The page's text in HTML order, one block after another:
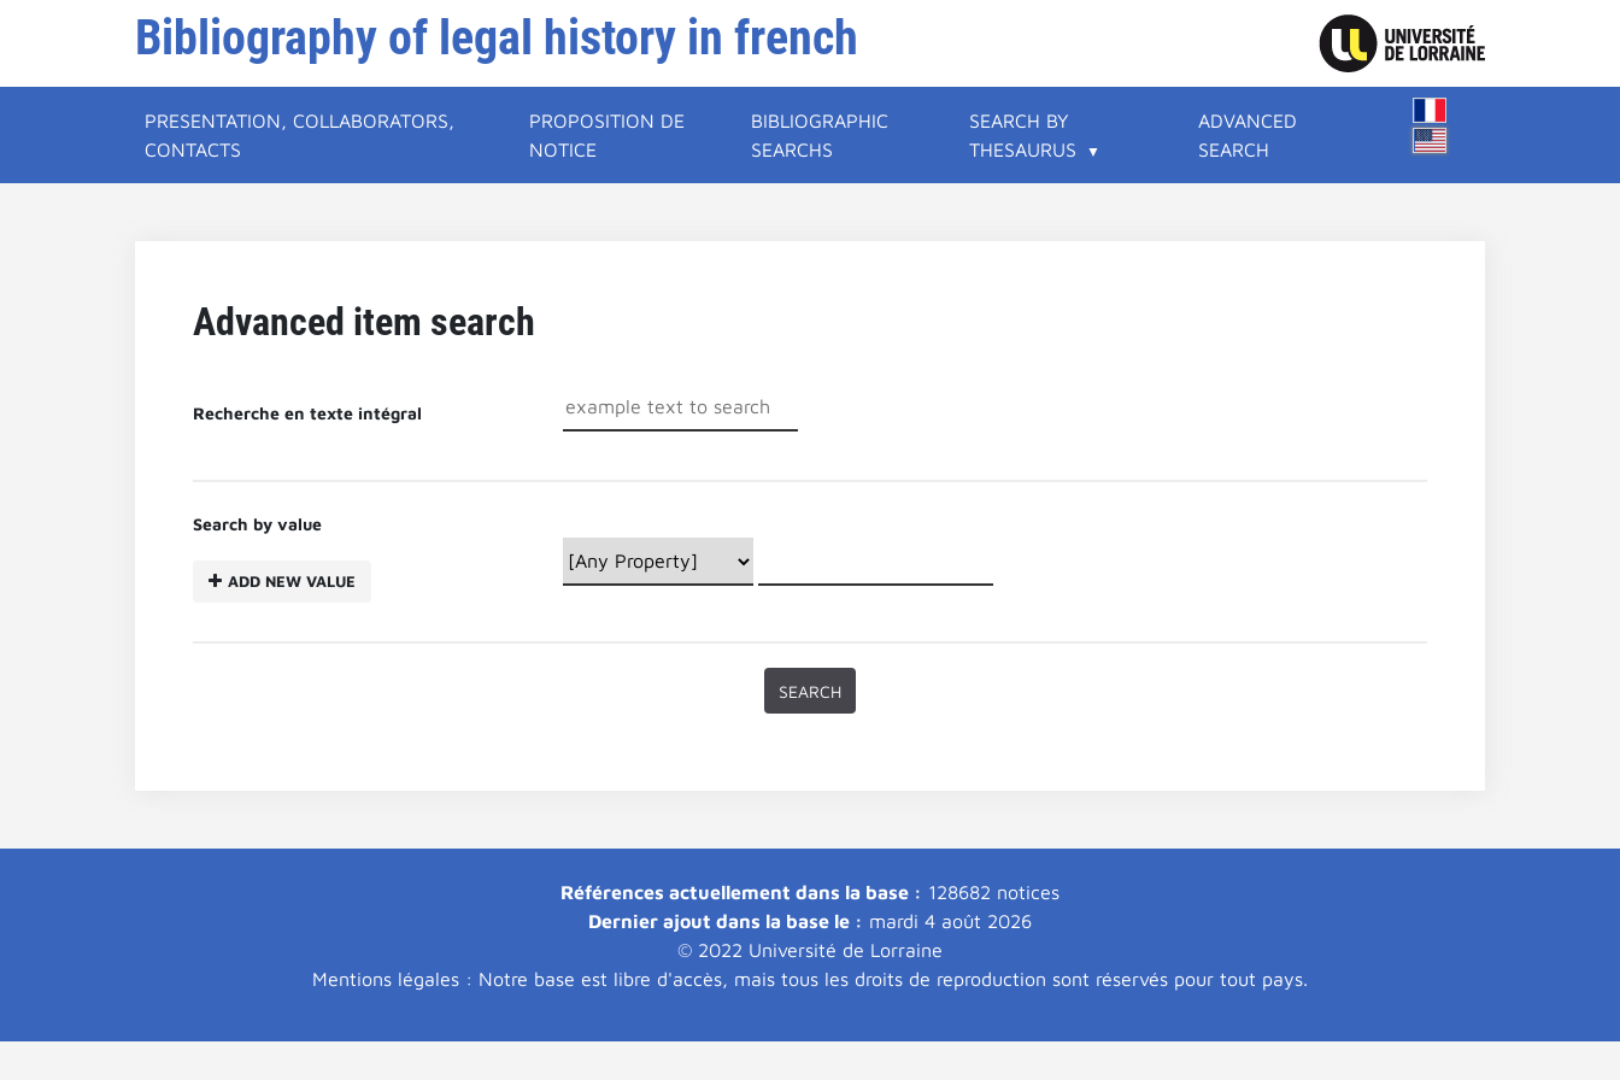
Bibliography of legal history in french
PRESENTATION, COLLABORATORS,
CONTACTS
PROPOSITION DE
NOTICE
BIBLIOGRAPHIC
SEARCHS
SEARCH BY
THESAURUS
ADVANCED
SEARCH
Advanced item search
Recherche en texte intégral
Search by value
ADD NEW VALUE
Références actuellement dans la base : 128682 notices
Dernier ajout dans la base le : mardi 4 août 2026
© 2022 Université de Lorraine
Mentions légales : Notre base est libre d'accès, mais tous les droits de reproduction sont réservés pour tout pays.